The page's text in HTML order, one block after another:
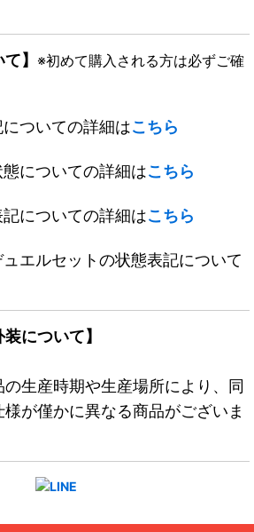
】 ※初めて購入される方は必ずご確
ついての詳細はこちら
についての詳細はこちら
についての詳細はこちら
エルセットの状態表記について
について】
生産時期や生産場所により、同
が僅かに異なる商品がございま